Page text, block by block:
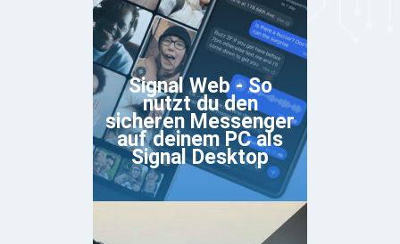
Signal Web - So
nutzt du den
sicheren Messenger
auf deinem PC als
Signal Desktop